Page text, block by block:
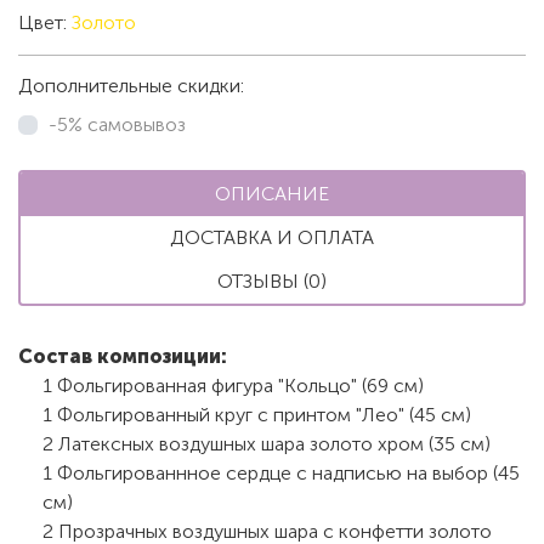
Цвет: Золото
Дополнительные скидки:
-5% самовывоз
ОПИСАНИЕ
ДОСТАВКА И ОПЛАТА
ОТЗЫВЫ (0)
Состав композиции:
1 Фольгированная фигура "Кольцо" (69 см)
1 Фольгированный круг с принтом "Лео" (45 см)
2 Латексных воздушных шара золото хром (35 см)
1 Фольгированнное сердце с надписью на выбор (45
см)
2 Прозрачных воздушных шара с конфетти золото